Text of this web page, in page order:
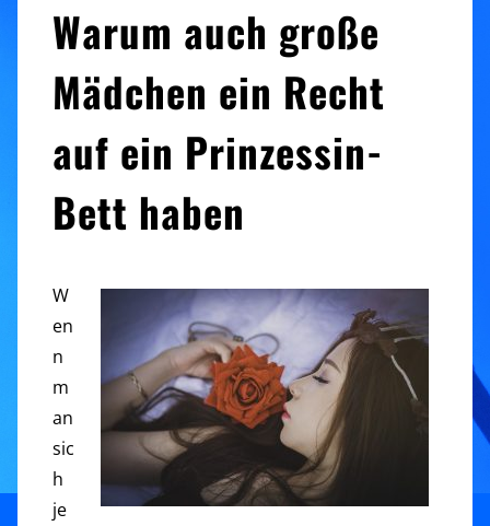
Warum auch große
Mädchen ein Recht
auf ein Prinzessin-
Bett haben
W
en
n
m
an
sic
h
je